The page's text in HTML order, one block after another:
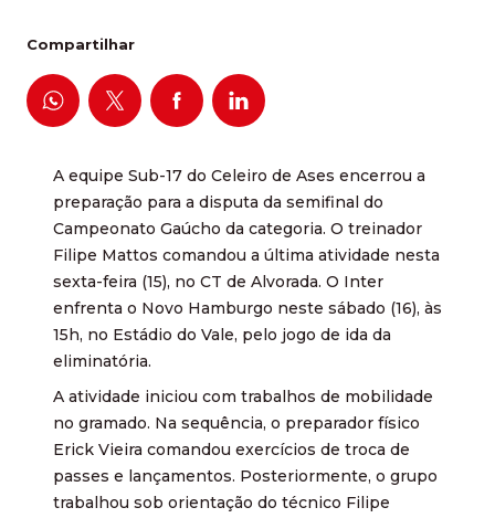
Compartilhar
A equipe Sub-17 do Celeiro de Ases encerrou a
preparação para a disputa da semifinal do
Campeonato Gaúcho da categoria. O treinador
Filipe Mattos comandou a última atividade nesta
sexta-feira (15), no CT de Alvorada. O Inter
enfrenta o Novo Hamburgo neste sábado (16), às
15h, no Estádio do Vale, pelo jogo de ida da
eliminatória.
A atividade iniciou com trabalhos de mobilidade
no gramado. Na sequência, o preparador físico
Erick Vieira comandou exercícios de troca de
passes e lançamentos. Posteriormente, o grupo
trabalhou sob orientação do técnico Filipe